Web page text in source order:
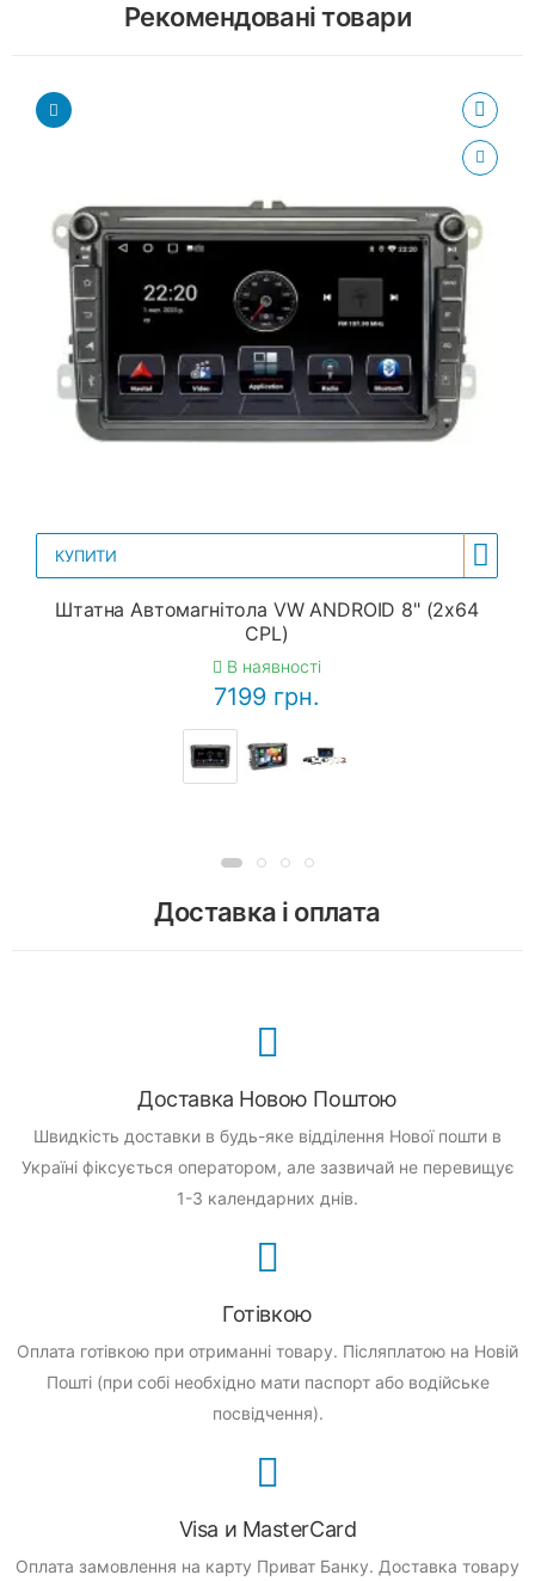
Рекомендовані товари
КУПИТИ
Штатна Автомагнітола VW ANDROID 8" (2x64
CPL)
В наявності
7199 грн.
Доставка і оплата
Доставка Новою Поштою
Швидкість доставки в будь-яке відділення Нової пошти в
Україні фіксується оператором, але зазвичай не перевищує
1-3 календарних днів.
Готівкою
Оплата готівкою при отриманні товару. Післяплатою на Новій
Пошті (при собі необхідно мати паспорт або водійське
посвідчення).
Visa и MasterCard
Оплата замовлення на карту Приват Банку. Доставка товару